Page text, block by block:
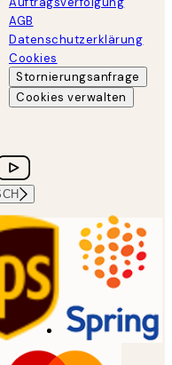
AGB
Datenschutzerklärung
Cookies
Stornierungsanfrage
Cookies verwalten